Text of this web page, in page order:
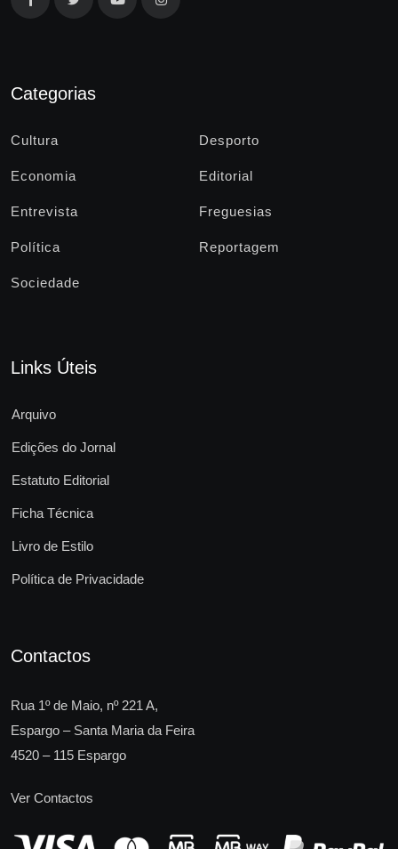
Categorias
Cultura Desporto
Economia Editorial
Entrevista Freguesias
Política Reportagem
Sociedade
Links Úteis
Arquivo
Edições do Jornal
Estatuto Editorial
Ficha Técnica
Livro de Estilo
Política de Privacidade
Contactos
Rua 1º de Maio, nº 221 A,
Espargo – Santa Maria da Feira
4520 – 115 Espargo
Ver Contactos